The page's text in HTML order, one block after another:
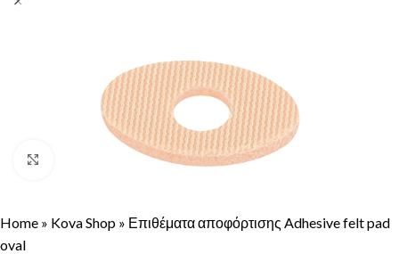
Click to enlarge
Home » Kova Shop » Επιθέματα αποφόρτισης Adhesive felt pad
oval